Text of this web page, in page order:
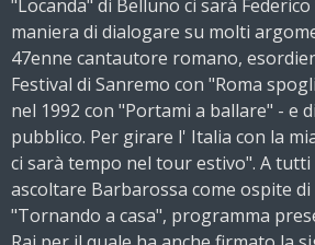
"Locanda" di Belluno ci sarà
maniera di dialogare su molti
47enne cantautore romano,
Festival di Sanremo con "Roma
nel 1992 con "Portami a ballare" - e
pubblico. Per girare l' Italia con la
ci sarà tempo nel tour estivo". A
ascoltare Barbarossa come ospite
"Tornando a casa", programma